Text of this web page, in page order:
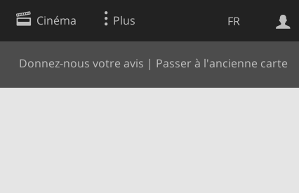
FR
Cinéma Plus
Donnez-nous votre avis | Passer à l'ancienne carte
Web